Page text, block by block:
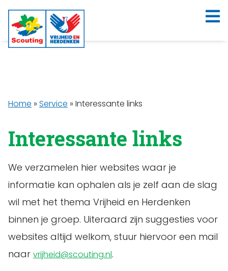
Home » Service » Interessante links
Interessante links
We verzamelen hier websites waar je
informatie kan ophalen als je zelf aan de slag
wil met het thema Vrijheid en Herdenken
binnen je groep. Uiteraard zijn suggesties voor
websites altijd welkom, stuur hiervoor een mail
naar vrijheid@scouting.nl.